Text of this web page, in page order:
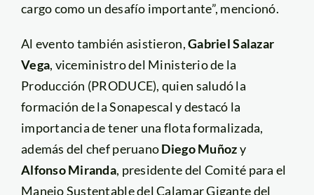
cargo como un desafío importante”, mencionó.
Al evento también asistieron,Gabriel Salazar
Vega, viceministro del Ministerio de la
Producción (PRODUCE), quien saludó la
formación de la Sonapescal y destacó la
importancia de tener una flota formalizada,
además del chef peruanoDiego Muñozy
Alfonso Miranda, presidente del Comité para el
Manejo Sustentable del Calamar Gigante del